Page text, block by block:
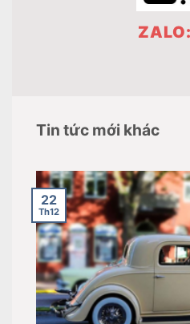
Tin tức mới khác
22
Th12